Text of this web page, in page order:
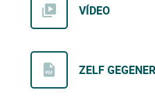
VÍDEO
ZELF